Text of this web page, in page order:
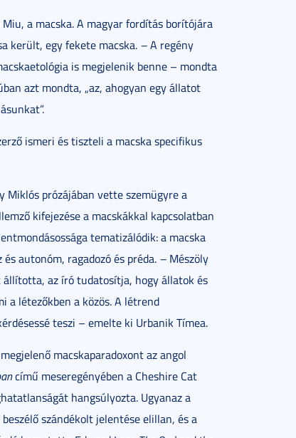
a macska. A magyar fordítás borítójára
került, egy fekete macska. –A regény
is megjelenik benne – mondta
azt mondta, „az, ahogyan egy állatot
ismeri és tiszteli a macska specifikus
Miklós prózájában vette szemügyre a
kifejezése a macskákkal kapcsolatban
tematizálódik: a macska
autonóm, ragadozó és préda. – Mészöly
az író tudatosítja, hogy állatok és
a létezőkben a közös. A létrend
teszi – emelte ki Urbanik Tímea.
macskaparadoxont az angol
című meseregényében a Cheshire Cat
hangsúlyozta. Ugyanaz a
szándékolt jelentése elillan, és a